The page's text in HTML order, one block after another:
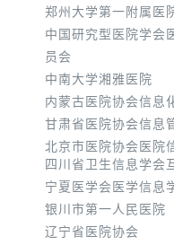
郑州大学第一附属医
中国研究型医院学会
员会
中南大学湘雅医院
内蒙古医院协会信息
甘肃省医院协会信息
北京市医院协会医院
四川省卫生信息学会
宁夏医学会医学信息
银川市第一人民医院
辽宁省医院协会